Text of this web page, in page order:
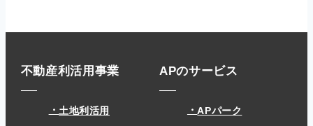
不動産利活用事業
土地利活用
APのサービス
APパーク